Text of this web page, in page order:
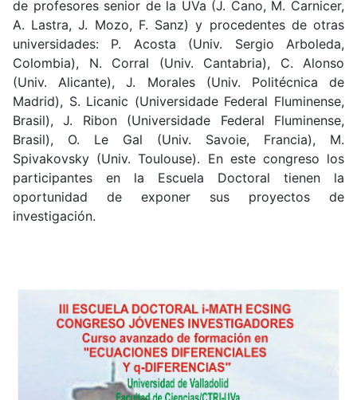
de profesores senior de la UVa (J. Cano, M. Carnicer,
A. Lastra, J. Mozo, F. Sanz) y procedentes de otras
universidades: P. Acosta (Univ. Sergio Arboleda,
Colombia), N. Corral (Univ. Cantabria), C. Alonso
(Univ. Alicante), J. Morales (Univ. Politécnica de
Madrid), S. Licanic (Universidade Federal Fluminense,
Brasil), J. Ribon (Universidade Federal Fluminense,
Brasil), O. Le Gal (Univ. Savoie, Francia), M.
Spivakovsky (Univ. Toulouse). En este congreso los
participantes en la Escuela Doctoral tienen la
oportunidad de exponer sus proyectos de
investigación.